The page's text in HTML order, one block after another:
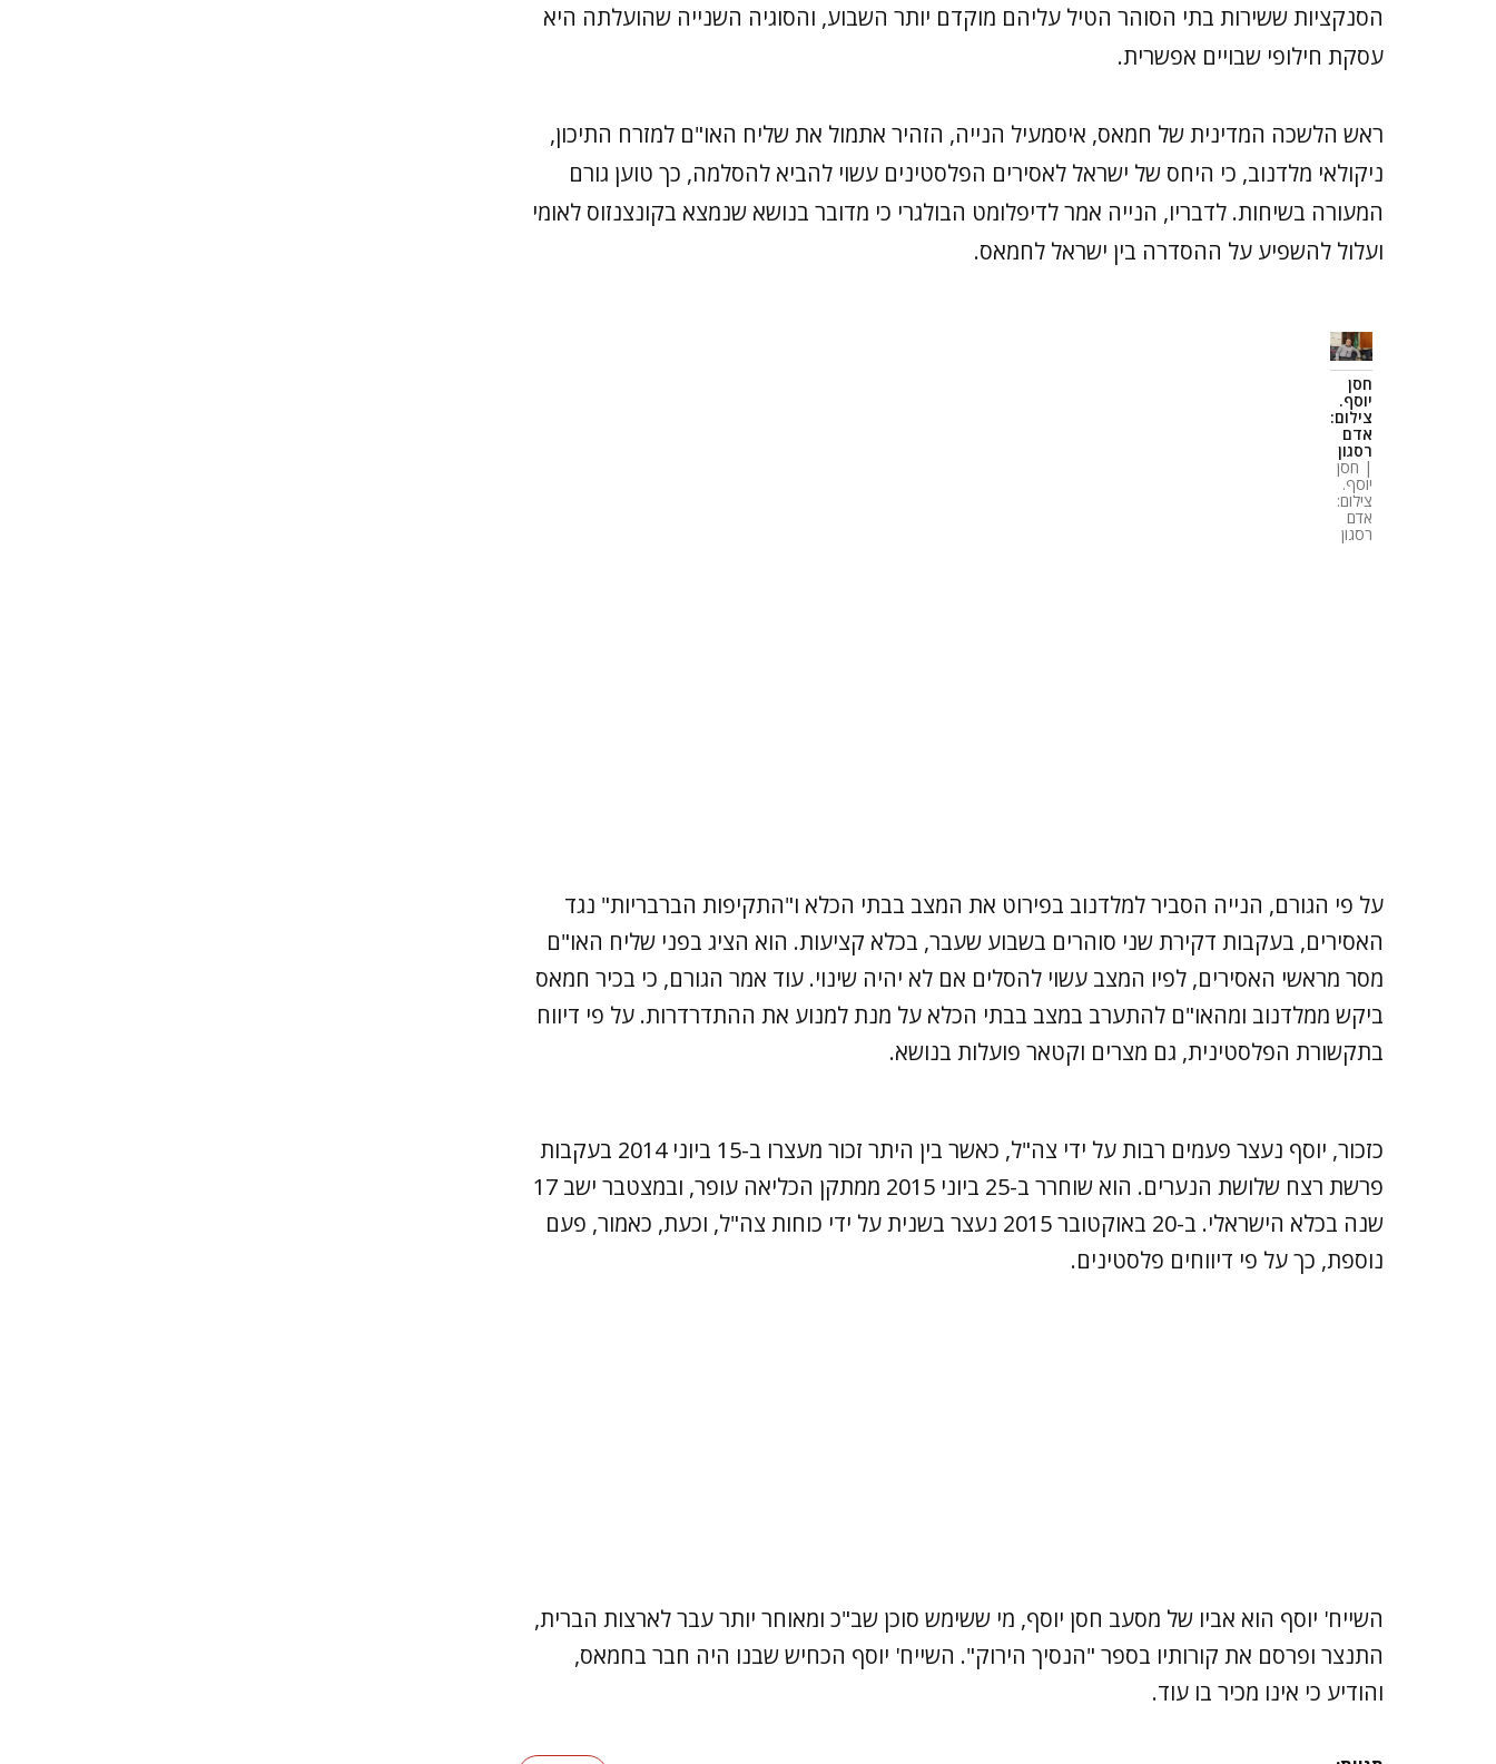
הסנקציות ששירות בתי הסוהר הטיל עליהם מוקדם יותר השבוע, והסוגיה השנייה שהועלתה היא
עסקת חילופי שבויים אפשרית.
ראש הלשכה המדינית של חמאס, איסמעיל הנייה, הזהיר אתמול את שליח האו"ם למזרח התיכון,
ניקולאי מלדנוב, כי היחס של ישראל לאסירים הפלסטינים עשוי להביא להסלמה, כך טוען גורם
המעורה בשיחות. לדבריו, הנייה אמר לדיפלומט הבולגרי כי מדובר בנושא שנמצא בקונצנזוס לאומי
ועלול להשפיע על ההסדרה בין ישראל לחמאס.
חסן
יוסף.
צילום:
אדם
רסגון
| חסן
יוסף.
צילום:
אדם
רסגון
על פי הגורם, הנייה הסביר למלדנוב בפירוט את המצב בבתי הכלא ו"התקיפות הברבריות" נגד
האסירים, בעקבות דקירת שני סוהרים בשבוע שעבר, בכלא קציעות. הוא הציג בפני שליח האו"ם
מסר מראשי האסירים, לפיו המצב עשוי להסלים אם לא יהיה שינוי. עוד אמר הגורם, כי בכיר חמאס
ביקש ממלדנוב ומהאו"ם להתערב במצב בבתי הכלא על מנת למנוע את ההתדרדרות. על פי דיווח
בתקשורת הפלסטינית, גם מצרים וקטאר פועלות בנושא.
כזכור, יוסף נעצר פעמים רבות על ידי צה"ל, כאשר בין היתר זכור מעצרו ב-15 ביוני 2014 בעקבות
פרשת רצח שלושת הנערים. הוא שוחרר ב-25 ביוני 2015 ממתקן הכליאה עופר, ובמצטבר ישב 17
שנה בכלא הישראלי. ב-20 באוקטובר 2015 נעצר בשנית על ידי כוחות צה"ל, וכעת, כאמור, פעם
נוספת, כך על פי דיווחים פלסטינים.
השייח' יוסף הוא אביו של מסעב חסן יוסף, מי ששימש סוכן שב"כ ומאוחר יותר עבר לארצות הברית,
התנצר ופרסם את קורותיו בספר "הנסיך הירוק". השייח' יוסף הכחיש שבנו היה חבר בחמאס,
והודיע כי אינו מכיר בו עוד.